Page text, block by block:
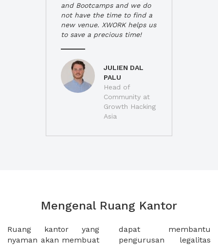
and Bootcamps and we do
not have the time to find a
new venue. XWORK helps us
to save a precious time!
JULIEN DAL
PALU
Head of
Community at
Growth Hacking
Asia
Mengenal Ruang Kantor
Ruang kantor yang
nyaman akan membuat
dapat membantu
pengurusan legalitas